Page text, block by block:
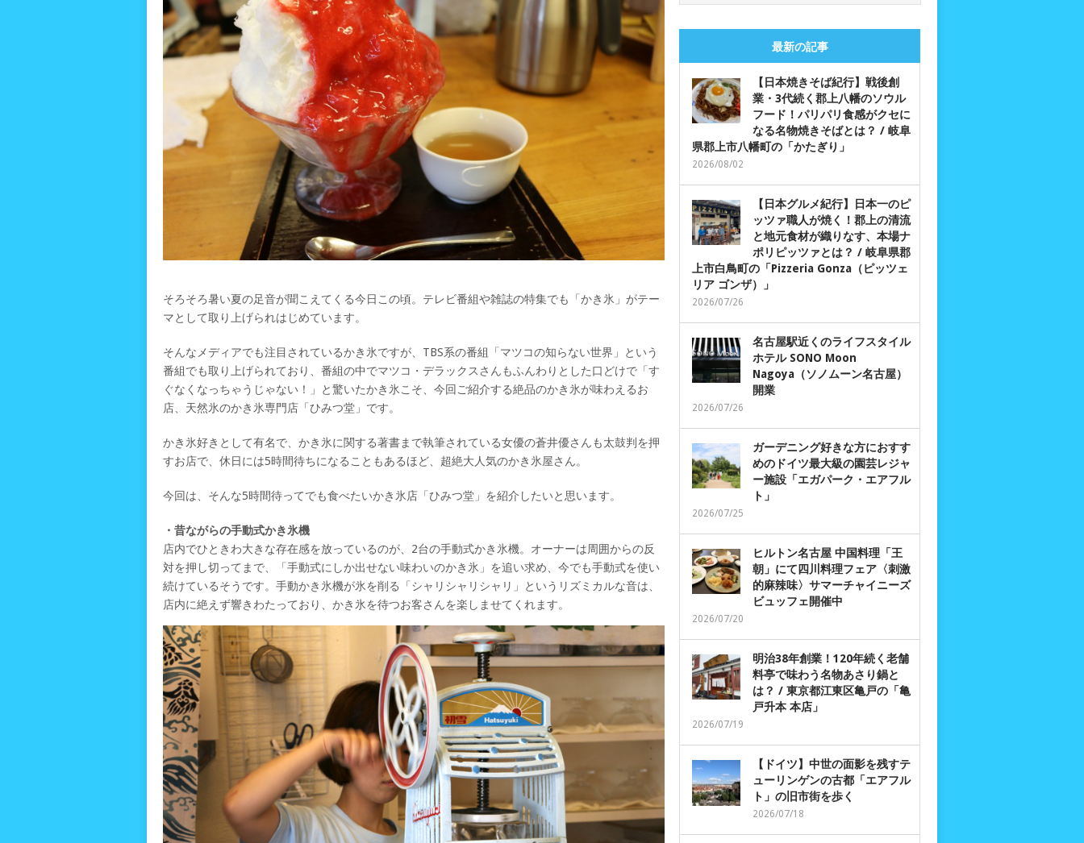
そろそろ暑い夏の足音が聞こえてくる今日この頃。テレビ番組や雑誌の特集でも「かき氷」がテー
マとして取り上げられはじめています。
そんなメディアでも注目されているかき氷ですが、TBS系の番組「マツコの知らない世界」という
番組でも取り上げられており、番組の中でマツコ・デラックスさんもふんわりとした口どけで「す
ぐなくなっちゃうじゃない！」と驚いたかき氷こそ、今回ご紹介する絶品のかき氷が味わえるお
店、天然氷のかき氷専門店「ひみつ堂」です。
かき氷好きとして有名で、かき氷に関する著書まで執筆されている女優の蒼井優さんも太鼓判を押
すお店で、休日には5時間待ちになることもあるほど、超絶大人気のかき氷屋さん。
今回は、そんな5時間待ってでも食べたいかき氷店「ひみつ堂」を紹介したいと思います。
・昔ながらの手動式かき氷機
店内でひときわ大きな存在感を放っているのが、2台の手動式かき氷機。オーナーは周囲からの反
対を押し切ってまで、「手動式にしか出せない味わいのかき氷」を追い求め、今でも手動式を使い
続けているそうです。手動かき氷機が氷を削る「シャリシャリシャリ」というリズミカルな音は、
店内に絶えず響きわたっており、かき氷を待つお客さんを楽しませてくれます。
最新の記事
【日本焼きそば紀行】戦後創
業・3代続く郡上八幡のソウル
フード！パリパリ食感がクセに
なる名物焼きそばとは？ / 岐阜
県郡上市八幡町の「かたぎり」
2026/08/02
【日本グルメ紀行】日本一のピ
ッツァ職人が焼く！郡上の清流
と地元食材が織りなす、本場ナ
ポリピッツァとは？ / 岐阜県郡
上市白鳥町の「Pizzeria Gonza（ピッツェ
リア ゴンザ）」
2026/07/26
名古屋駅近くのライフスタイル
ホテル SONO Moon
Nagoya（ソノムーン名古屋）
開業
2026/07/26
ガーデニング好きな方におすす
めのドイツ最大級の園芸レジャ
ー施設「エガパーク・エアフル
ト」
2026/07/25
ヒルトン名古屋 中国料理「王
朝」にて四川料理フェア〈刺激
的麻辣味〉サマーチャイニーズ
ビュッフェ開催中
2026/07/20
明治38年創業！120年続く老舗
料亭で味わう名物あさり鍋と
は？ / 東京都江東区亀戸の「亀
戸升本 本店」
2026/07/19
【ドイツ】中世の面影を残すテ
ューリンゲンの古都「エアフル
ト」の旧市街を歩く
2026/07/18